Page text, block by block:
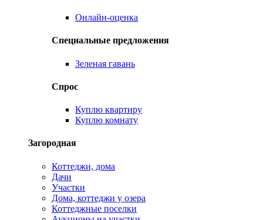
Онлайн-оценка
Специальные предложения
Зеленая гавань
Спрос
Куплю квартиру
Куплю комнату
Загородная
Коттеджи, дома
Дачи
Участки
Дома, коттеджи у озера
Коттеджные поселки